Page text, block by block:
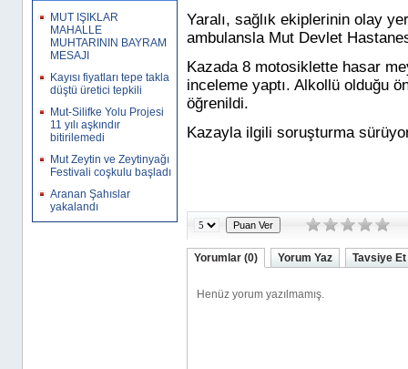
MUT IŞIKLAR
MAHALLE
MUHTARININ BAYRAM
MESAJI
Kayısı fiyatları tepe takla
düştü üretici tepkili
Mut-Silifke Yolu Projesi
11 yılı aşkındır
bitirilemedi
Mut Zeytin ve Zeytinyağı
Festivali coşkulu başladı
Aranan Şahıslar
yakalandı
Yaralı, sağlık ekiplerinin olay
ambulansla Mut Devlet
Kazada 8 motosiklette hasar
inceleme yaptı. Alkollü olduğu
öğrenildi.
Kazayla ilgili soruşturma
Yorumlar (0) Yorum Yaz Tavsiye Et